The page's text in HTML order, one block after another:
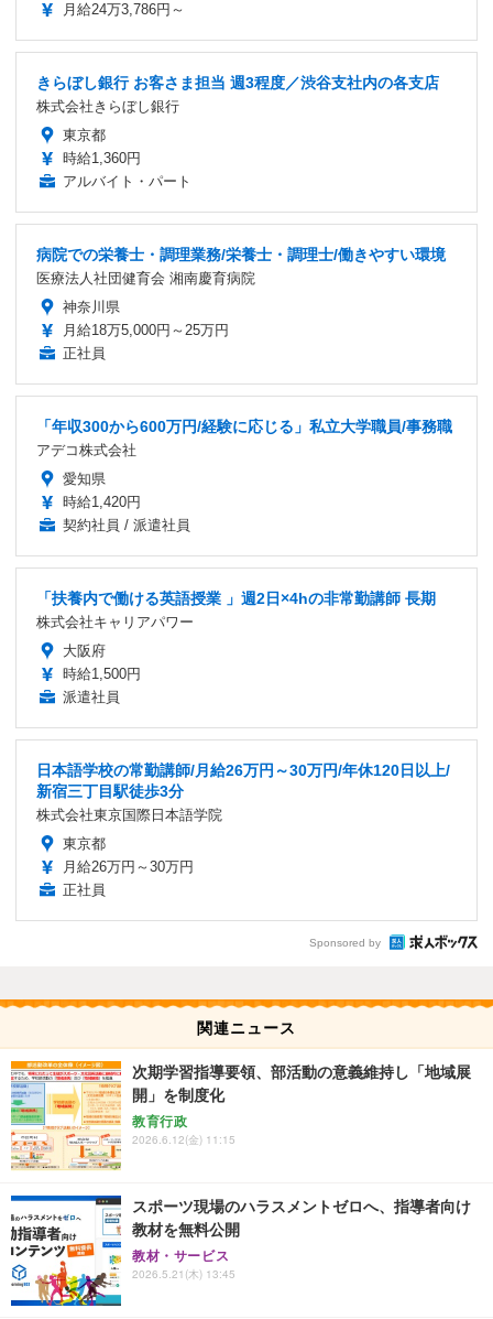
月給24万3,786円～
きらぼし銀行 お客さま担当 週3程度／渋谷支社内の各支店
株式会社きらぼし銀行
東京都
時給1,360円
アルバイト・パート
病院での栄養士・調理業務/栄養士・調理士/働きやすい環境
医療法人社団健育会 湘南慶育病院
神奈川県
月給18万5,000円～25万円
正社員
「年収300から600万円/経験に応じる」私立大学職員/事務職
アデコ株式会社
愛知県
時給1,420円
契約社員 / 派遣社員
「扶養内で働ける英語授業 」週2日×4hの非常勤講師 長期
株式会社キャリアパワー
大阪府
時給1,500円
派遣社員
日本語学校の常勤講師/月給26万円～30万円/年休120日以上/
新宿三丁目駅徒歩3分
株式会社東京国際日本語学院
東京都
月給26万円～30万円
正社員
Sponsored by
関連ニュース
次期学習指導要領、部活動の意義維持し「地域展
開」を制度化
教育行政
2026.6.12(金) 11:15
スポーツ現場のハラスメントゼロへ、指導者向け
教材を無料公開
教材・サービス
2026.5.21(木) 13:45